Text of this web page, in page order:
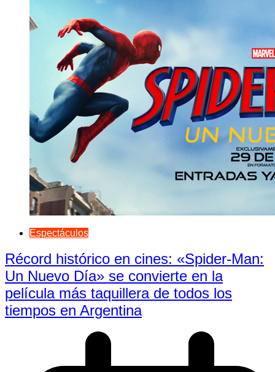
Espectáculos
Récord histórico en cines: «Spider-Man:
Un Nuevo Día» se convierte en la
película más taquillera de todos los
tiempos en Argentina